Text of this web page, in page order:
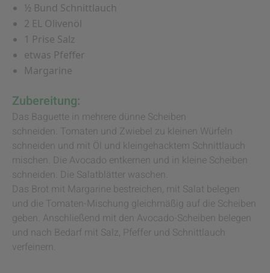
½ Bund Schnittlauch
2 EL Olivenöl
1 Prise Salz
etwas Pfeffer
Margarine
Zubereitung:
Das Baguette in mehrere dünne Scheiben
schneiden. Tomaten und Zwiebel zu kleinen Würfeln
schneiden und mit Öl und kleingehacktem Schnittlauch
mischen. Die Avocado entkernen und in kleine Scheiben
schneiden. Die Salatblätter waschen.
Das Brot mit Margarine bestreichen, mit Salat belegen
und die Tomaten-Mischung gleichmäßig auf die Scheiben
geben. Anschließend mit den Avocado-Scheiben belegen
und nach Bedarf mit Salz, Pfeffer und Schnittlauch
verfeinern.